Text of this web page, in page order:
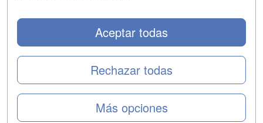
Más opciones
Rechazar todas
Aceptar todas